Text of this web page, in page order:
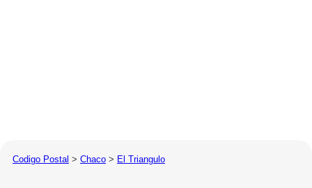
Codigo Postal > Chaco > El Triangulo